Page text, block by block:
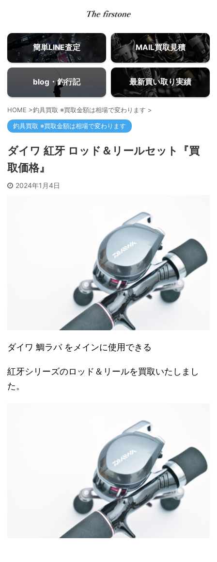
簡単LINE査定 MAIL買取見積
blog・釣行記 最新買い取り実績
HOME >釣具買取 ※買取金額は相場で変わります >
釣具買取 ※買取金額は相場で変わります
ダイワ 紅牙 ロッド＆リールセット『買
取価格』
2024年1月4日
ダイワ 鯛ラバ をメインに使用できる
紅牙シリーズのロッド＆リールを買取いたしまし
た。